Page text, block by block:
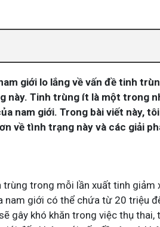
giới lo lắng về vấn đề tinh
Tinh trùng ít là một trong
nam giới. Trong bài viết này,
về tình trạng này và các giải
trong mỗi lần xuất tinh giảm
giới có thể chứa từ 20 triệu
gây khó khăn trong việc thụ thai,